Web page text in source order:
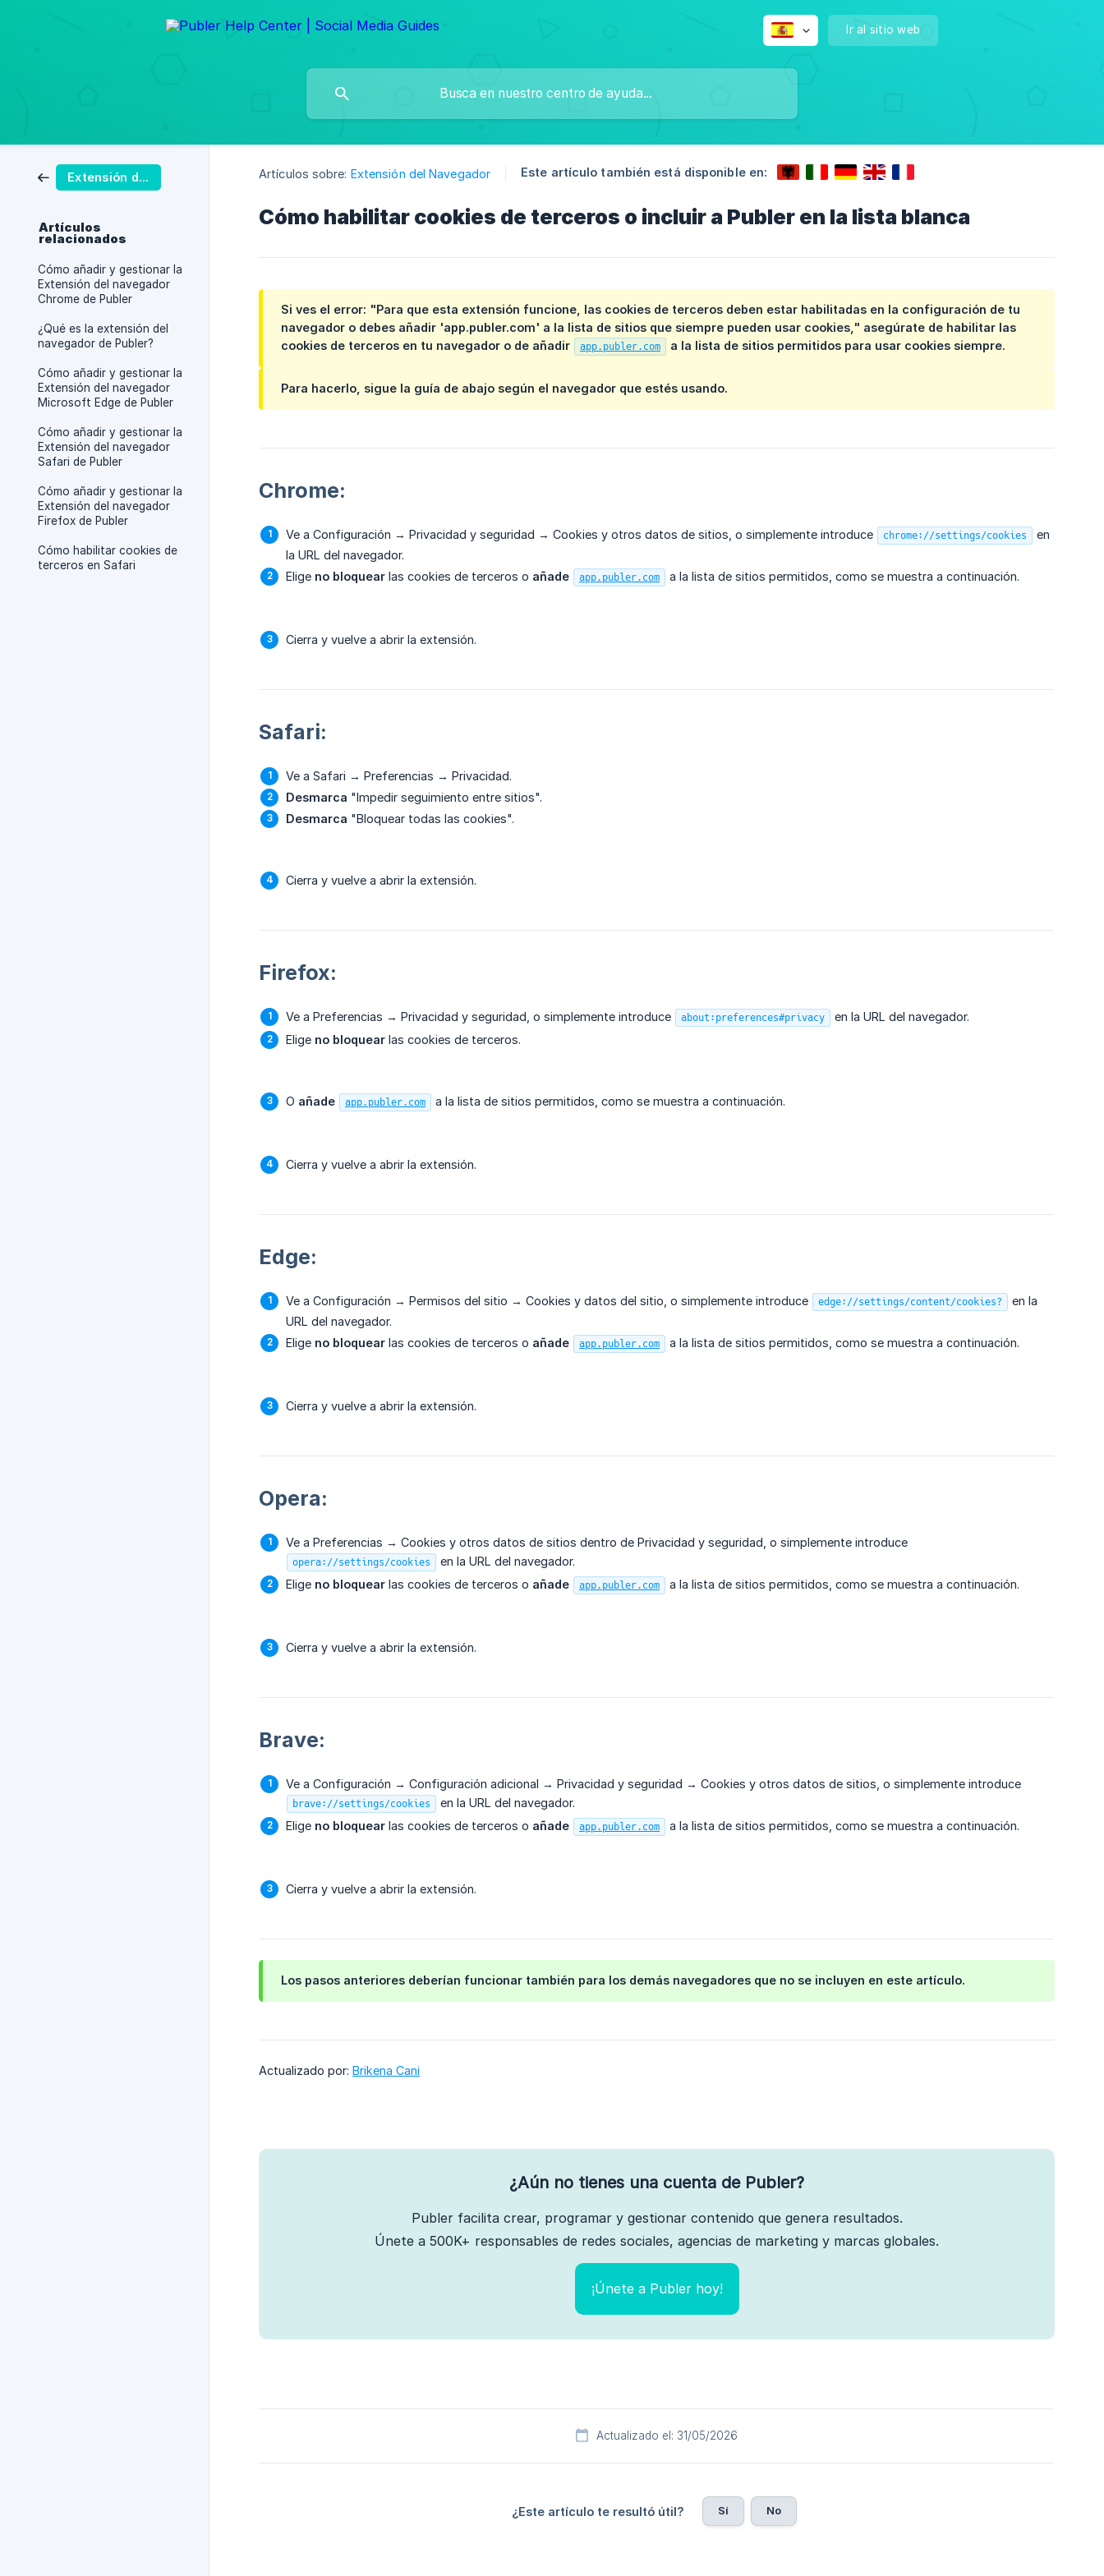
Ir al sitio web
Extensión del Navegador
Artículos
relacionados
Cómo añadir y gestionar la
Extensión del navegador
Chrome de Publer
¿Qué es la extensión del
navegador de Publer?
Cómo añadir y gestionar la
Extensión del navegador
Microsoft Edge de Publer
Cómo añadir y gestionar la
Extensión del navegador
Safari de Publer
Cómo añadir y gestionar la
Extensión del navegador
Firefox de Publer
Cómo habilitar cookies de
terceros en Safari
Artículos sobre: Extensión del Navegador Este artículo también está disponible en:
Cómo habilitar cookies de terceros o incluir a Publer en la lista blanca
Si ves el error: "Para que esta extensión funcione, las cookies de terceros deben estar habilitadas en la configuración de tu
navegador o debes añadir 'app.publer.com' a la lista de sitios que siempre pueden usar cookies," asegúrate de habilitar las
cookies de terceros en tu navegador o de añadir
app.publer.com a la lista de sitios permitidos para usar cookies siempre.
Para hacerlo, sigue la guía de abajo según el navegador que estés usando.
Chrome:
Ve a Configuración → Privacidad y seguridad → Cookies y otros datos de sitios, o simplemente introduce chrome://settings/cookies
en
la URL del navegador.
Elige no bloquear las cookies de terceros o añade app.publer.com a la lista de sitios permitidos, como se muestra a continuación.
Cierra y vuelve a abrir la extensión.
Safari:
Ve a Safari → Preferencias → Privacidad.
Desmarca "Impedir seguimiento entre sitios".
Desmarca "Bloquear todas las cookies".
Cierra y vuelve a abrir la extensión.
Firefox:
Ve a Preferencias → Privacidad y seguridad, o simplemente introduce about:preferences#privacy
en la URL del navegador.
Elige no bloquear las cookies de terceros.
O añade app.publer.com a la lista de sitios permitidos, como se muestra a continuación.
Cierra y vuelve a abrir la extensión.
Edge:
Ve a Configuración → Permisos del sitio → Cookies y datos del sitio, o simplemente introduce edge://settings/content/cookies?
en la
URL del navegador.
Elige no bloquear las cookies de terceros o añade app.publer.com a la lista de sitios permitidos, como se muestra a continuación.
Cierra y vuelve a abrir la extensión.
Opera:
Ve a Preferencias → Cookies y otros datos de sitios dentro de Privacidad y seguridad, o simplemente introduce
opera://settings/cookies
en la URL del navegador.
Elige no bloquear las cookies de terceros o añade app.publer.com a la lista de sitios permitidos, como se muestra a continuación.
Cierra y vuelve a abrir la extensión.
Brave:
Ve a Configuración → Configuración adicional → Privacidad y seguridad → Cookies y otros datos de sitios, o simplemente introduce
brave://settings/cookies
en la URL del navegador.
Elige no bloquear las cookies de terceros o añade app.publer.com a la lista de sitios permitidos, como se muestra a continuación.
Cierra y vuelve a abrir la extensión.
Los pasos anteriores deberían funcionar también para los demás navegadores que no se incluyen en este artículo.
Actualizado por: Brikena Cani
¿Aún no tienes una cuenta de Publer?
Publer facilita crear, programar y gestionar contenido que genera resultados.
Únete a 500K+ responsables de redes sociales, agencias de marketing y marcas globales.
¡Únete a Publer hoy!
Actualizado el: 31/05/2026
¿Este artículo te resultó útil? Sí No